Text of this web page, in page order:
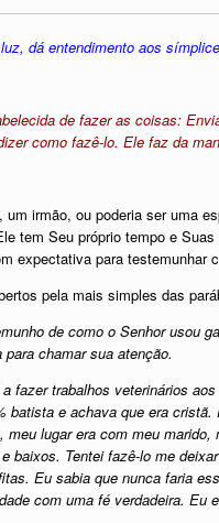
dá entendimento aos
de fazer as coisas:
como fazê-lo. Ele faz da
irmão, ou poderia ser uma
tem Seu próprio tempo e
expectativa para testemunhar
pela mais simples das
de como o Senhor usou
chamar sua atenção.
fazer trabalhos veterinários
batista e achava que era
meu lugar era com meu
baixos. Tentei fazê-lo me
Eu sabia que nunca faria
com uma fé verdadeira.